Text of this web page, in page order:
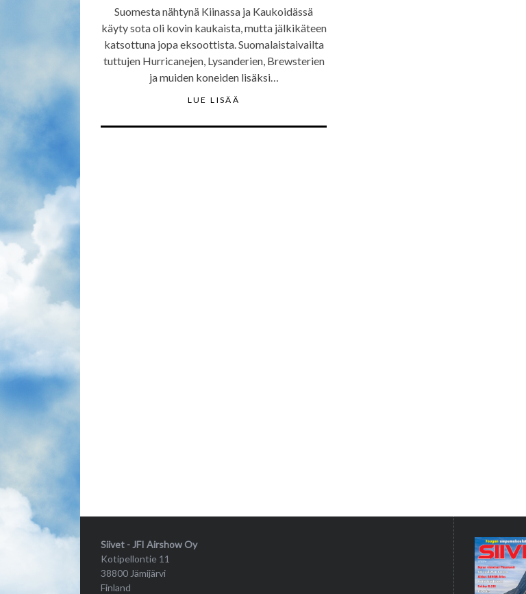
Suomesta nähtynä Kiinassa ja Kaukoidässä
käyty sota oli kovin kaukaista, mutta jälkikäteen
katsottuna jopa eksoottista. Suomalaistaivailta
tuttujen Hurricanejen, Lysanderien, Brewsterien
ja muiden koneiden lisäksi…
LUE LISÄÄ
Siivet - JFI Airshow Oy
Kotipellontie 11
38800 Jämijärvi
Finland